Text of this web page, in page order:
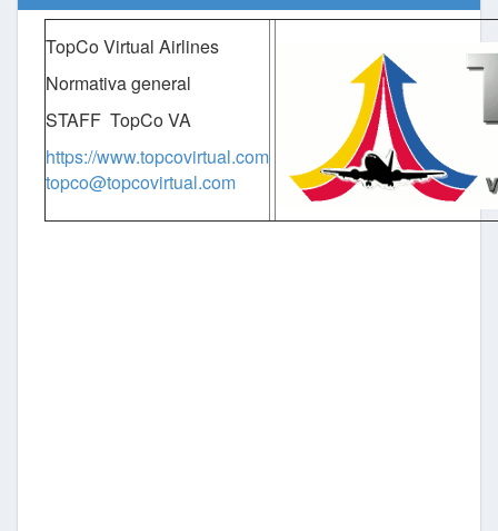
TopCo Virtual Airlines
Normativa general
STAFF TopCo VA
https://www.topcovirtual.com
topco@topcovirtual.com